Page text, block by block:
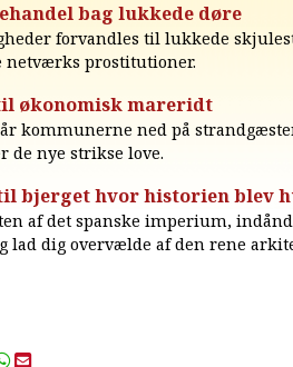
bag lukkede døre
forvandles til lukkede
prostitutioner.
økonomisk mareridt
kommunerne ned på
de nye strikse love.
bjerget hvor historien blev
af det spanske imperium,
lad dig overvælde af den rene